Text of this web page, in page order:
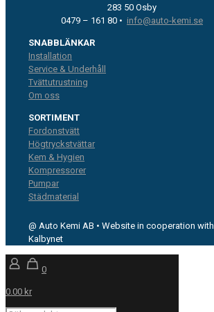
283 50 Osby
0479 – 161 80 • info@auto-kemi.se
SNABBLÄNKAR
Installation
Service & Underhåll
Tvättutrustning
Om oss
SORTIMENT
Fordonstvätt
Högtryckstvättar
Kem & Hygien
Kompressorer
Pumpar
Städmaterial
@ Auto Kemi AB • Website in cooperation with
Kalbynet
0
0.00 kr